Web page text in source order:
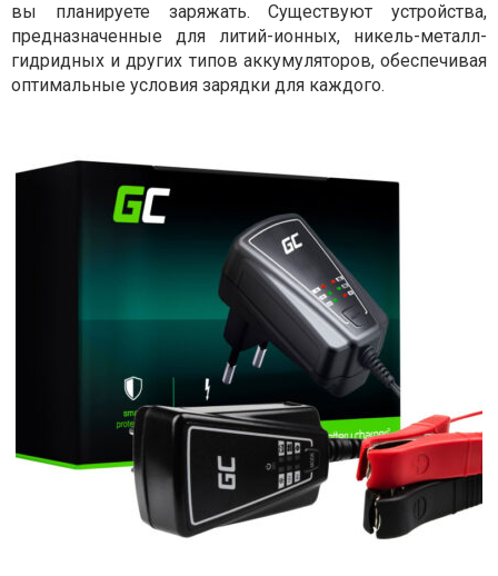
вы планируете заряжать. Существуют устройства,
предназначенные для литий-ионных, никель-металл-
гидридных и других типов аккумуляторов, обеспечивая
оптимальные условия зарядки для каждого.